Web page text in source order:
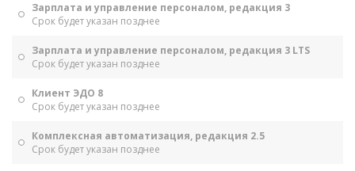
Зарплата и управление персоналом, редакция 3
Срок будет указан позднее
Зарплата и управление персоналом, редакция 3 LTS
Срок будет указан позднее
Клиент ЭДО 8
Срок будет указан позднее
Комплексная автоматизация, редакция 2.5
Срок будет указан позднее